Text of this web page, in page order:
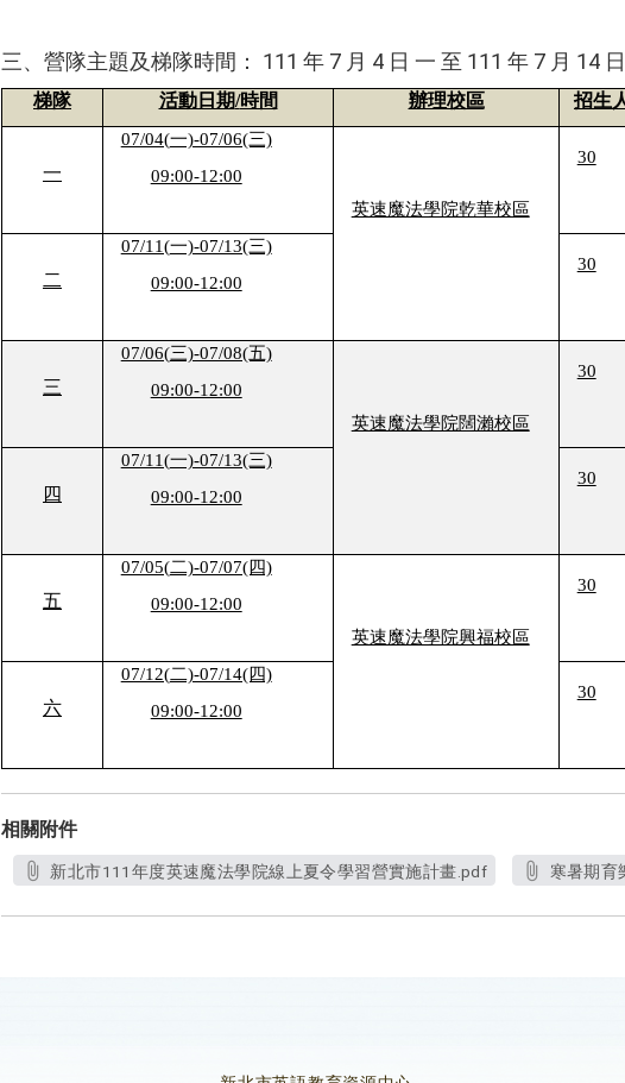
三、營隊主題及梯隊時間： 111 年 7 月 4 日 一 至 111 年 7 月 14
梯隊 活動日期/時間 辦理校區 招生
一
07/04(一)-07/06(三)
09:00-12:00
英速魔法學院乾華校區
30
二
07/11(一)-07/13(三)
09:00-12:00
30
三
07/06(三)-07/08(五)
09:00-12:00
英速魔法學院闊瀨校區
30
四
07/11(一)-07/13(三)
09:00-12:00
30
五
07/05(二)-07/07(四)
09:00-12:00
英速魔法學院興福校區
30
六
07/12(二)-07/14(四)
09:00-12:00
30
相關附件
新北市111年度英速魔法學院線上夏令學習營實施計畫.pdf 寒暑期育